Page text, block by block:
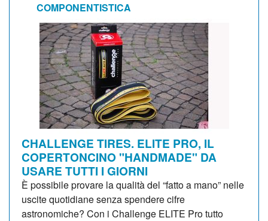
COMPONENTISTICA
CHALLENGE TIRES. ELITE PRO, IL
COPERTONCINO "HANDMADE" DA
USARE TUTTI I GIORNI
È possibile provare la qualità del “fatto a mano” nelle
uscite quotidiane senza spendere cifre
astronomiche? Con i Challenge ELITE Pro tutto